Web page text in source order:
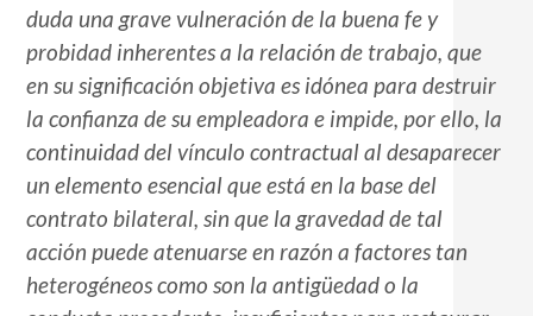
duda una grave vulneración de la buena fe y
probidad inherentes a la relación de trabajo, que
en su significación objetiva es idónea para destruir
la confianza de su empleadora e impide, por ello, la
continuidad del vínculo contractual al desaparecer
un elemento esencial que está en la base del
contrato bilateral, sin que la gravedad de tal
acción puede atenuarse en razón a factores tan
heterogéneos como son la antigüedad o la